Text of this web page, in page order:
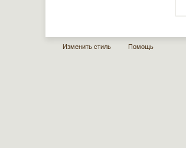
Изменить стиль Помощь